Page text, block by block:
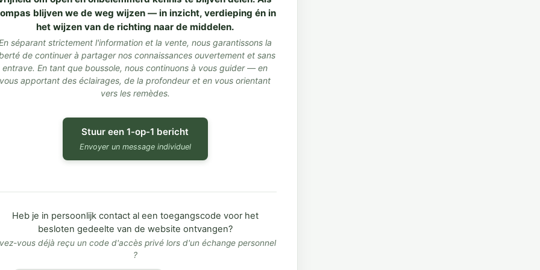
blijven we de weg wijzen — in inzicht, verdieping én in
het wijzen van de richting naar de middelen.
séparant strictement l'information et la vente, nous garantissons la
de continuer à partager nos connaissances ouvertement et sans
entrave. En tant que boussole, nous continuons à vous guider — en
vous apportant des éclairages, de la profondeur et en vous orientant
vers les remèdes.
Stuur een 1-op-1 bericht
Envoyer un message individuel
Heb je in persoonlijk contact al een toegangscode voor het
besloten gedeelte van de website ontvangen?
vous déjà reçu un code d'accès privé lors d'un échange personnel
?